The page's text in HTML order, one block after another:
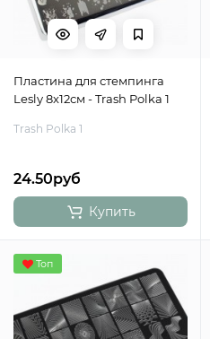
Пластина для стемпинга
Lesly 8x12см - Trash Polka 1
Trash Polka 1
24.50руб
Купить
Топ